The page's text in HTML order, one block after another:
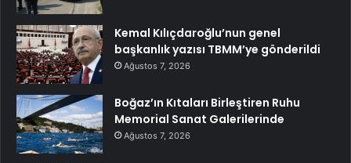
Kemal Kılıçdaroğlu’nun genel
başkanlık yazısı TBMM’ye gönderildi
Ağustos 7, 2026
Boğaz’ın Kıtaları Birleştiren Ruhu
Memorial Sanat Galerilerinde
Ağustos 7, 2026